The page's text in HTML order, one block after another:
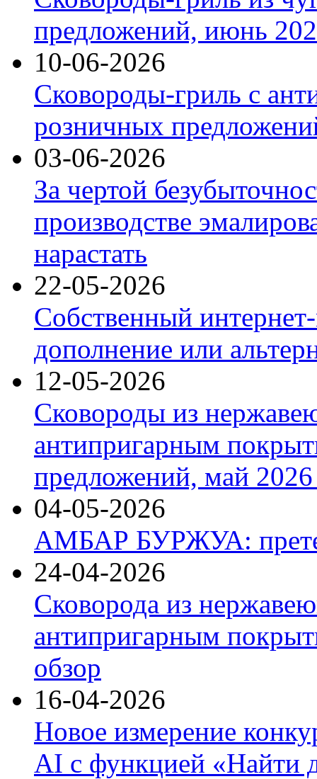
предложений, июнь
10-06-2026
Сковороды-гриль с
розничных
03-06-2026
За чертой
производстве
нарастать
22-05-2026
Собственный
дополнение или
12-05-2026
Сковороды из
антипригарным
предложений, май 2026
04-05-2026
АМБАР БУРЖУА:
24-04-2026
Сковорода из
антипригарным
обзор
16-04-2026
Новое измерение
AI с функцией «Найти